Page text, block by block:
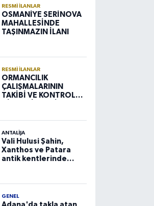
RESMI İLANLAR
OSMANİYE SERİNOVA
MAHALLESİNDE
TAŞINMAZIN İLANI
RESMI İLANLAR
ORMANCILIK
ÇALIŞMALARININ
TAKİBİ VE KONTROLÜ
ANTALIJA
Vali Hulusi Şahin,
Xanthos ve Patara
antik kentlerinde
GENEL
Adana'da takla atan